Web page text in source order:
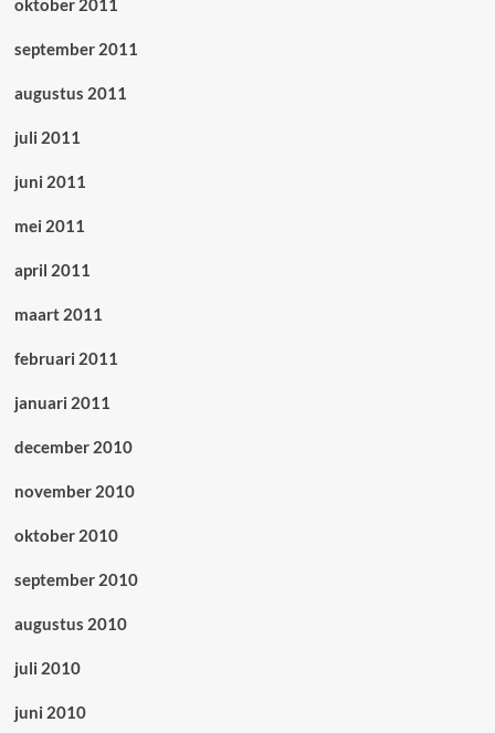
oktober 2011
september 2011
augustus 2011
juli 2011
juni 2011
mei 2011
april 2011
maart 2011
februari 2011
januari 2011
december 2010
november 2010
oktober 2010
september 2010
augustus 2010
juli 2010
juni 2010